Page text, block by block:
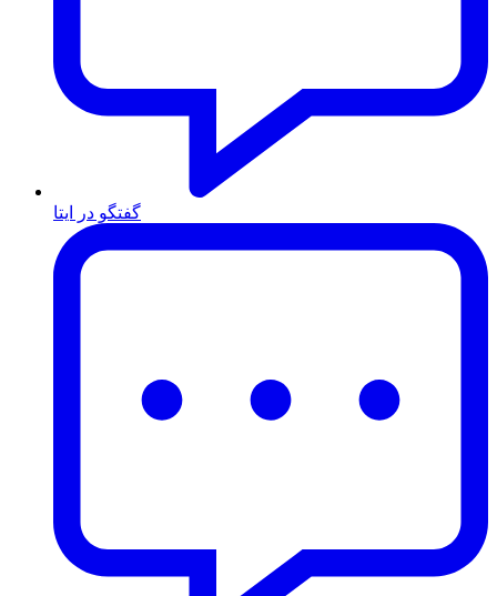
گفتگو در ایتا